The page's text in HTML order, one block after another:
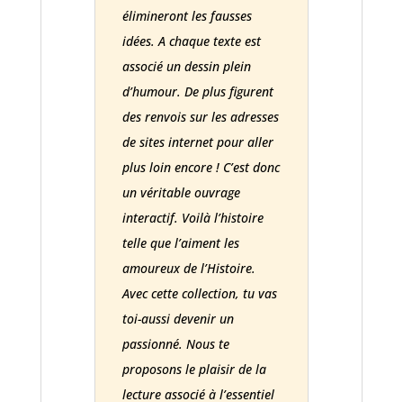
élimineront les fausses
idées. A chaque texte est
associé un dessin plein
d’humour. De plus figurent
des renvois sur les adresses
de sites internet pour aller
plus loin encore ! C’est donc
un véritable ouvrage
interactif. Voilà l’histoire
telle que l’aiment les
amoureux de l’Histoire.
Avec cette collection, tu vas
toi-aussi devenir un
passionné. Nous te
proposons le plaisir de la
lecture associé à l’essentiel